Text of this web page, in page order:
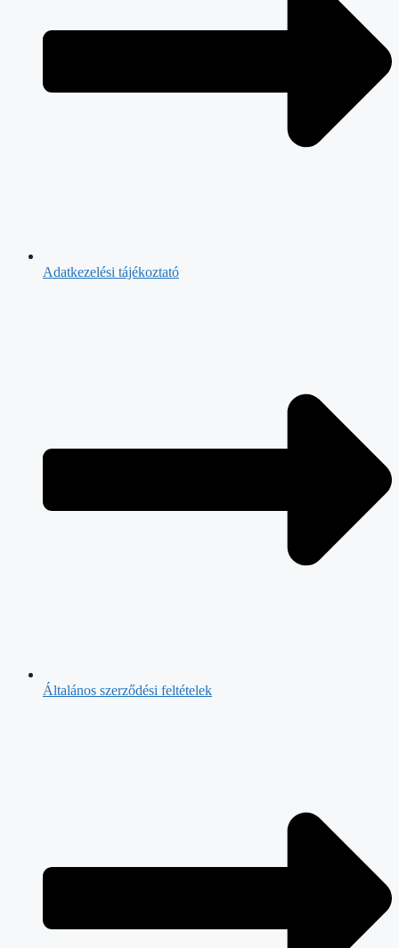
Adatkezelési tájékoztató
Általános szerződési feltételek